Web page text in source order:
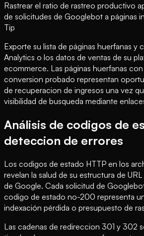
Rastrear el ratio de rastreo productivo
de solicitudes de Googlebot a páginas
Tip
Exporte su lista de páginas huerfanas y
Analytics o los datos de ventas de su
ecommerce. Las páginas huerfanas
conversion probado representan
de recuperacion de ingresos una vez
visibilidad de busqueda mediante
Análisis de codigos de
deteccion de errores
Los codigos de estado HTTP en los
revelan la salud de su estructura de
de Google. Cada solicitud de
codigo de estado no-200 representa
indexación pérdida o presupuesto de
Las cadenas de redireccion 301 y 302